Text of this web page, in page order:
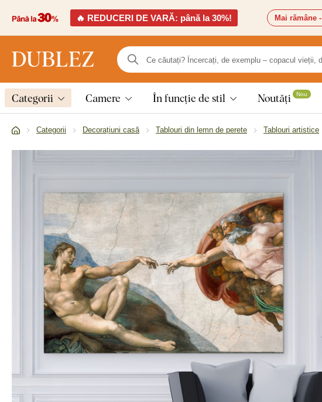
🔥 REDUCERI DE VARĂ: până la 30%! Mai rămâne -
Categorii Camere În funcție de stil Noutăți Nou
Categorii Decorațiuni casă Tablouri din lemn de perete Tablouri artistice